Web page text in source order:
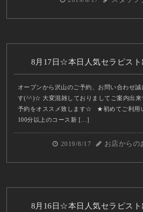
8月17日☆本日人気セラピス
オープンから沢山のご予約、お問い合わせ誠
す(^^)☆ 大変混雑しておりましてご案内出来
予約をオススメ致します☆ ★初めてご利用
100分以上のコース新 […]
2019/8/17 お店からの
8月16日☆本日人気セラピス